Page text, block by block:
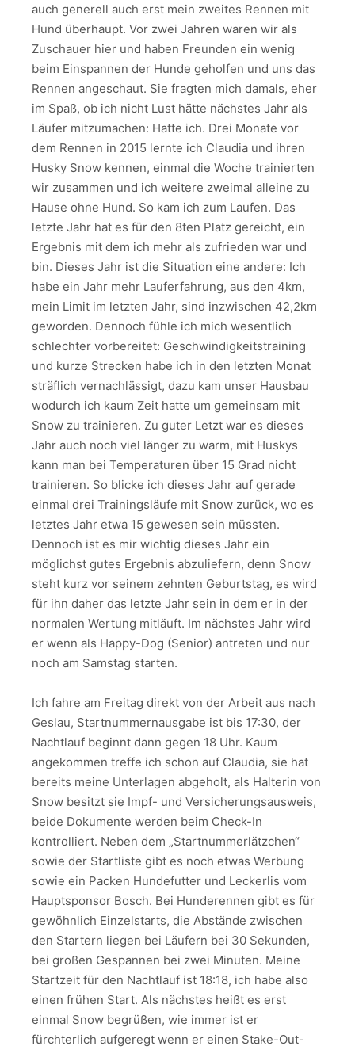
auch generell auch erst mein zweites Rennen mit
Hund überhaupt. Vor zwei Jahren waren wir als
Zuschauer hier und haben Freunden ein wenig
beim Einspannen der Hunde geholfen und uns das
Rennen angeschaut. Sie fragten mich damals, eher
im Spaß, ob ich nicht Lust hätte nächstes Jahr als
Läufer mitzumachen: Hatte ich. Drei Monate vor
dem Rennen in 2015 lernte ich Claudia und ihren
Husky Snow kennen, einmal die Woche trainierten
wir zusammen und ich weitere zweimal alleine zu
Hause ohne Hund. So kam ich zum Laufen. Das
letzte Jahr hat es für den 8ten Platz gereicht, ein
Ergebnis mit dem ich mehr als zufrieden war und
bin. Dieses Jahr ist die Situation eine andere: Ich
habe ein Jahr mehr Lauferfahrung, aus den 4km,
mein Limit im letzten Jahr, sind inzwischen 42,2km
geworden. Dennoch fühle ich mich wesentlich
schlechter vorbereitet: Geschwindigkeitstraining
und kurze Strecken habe ich in den letzten Monat
sträflich vernachlässigt, dazu kam unser Hausbau
wodurch ich kaum Zeit hatte um gemeinsam mit
Snow zu trainieren. Zu guter Letzt war es dieses
Jahr auch noch viel länger zu warm, mit Huskys
kann man bei Temperaturen über 15 Grad nicht
trainieren. So blicke ich dieses Jahr auf gerade
einmal drei Trainingsläufe mit Snow zurück, wo es
letztes Jahr etwa 15 gewesen sein müssten.
Dennoch ist es mir wichtig dieses Jahr ein
möglichst gutes Ergebnis abzuliefern, denn Snow
steht kurz vor seinem zehnten Geburtstag, es wird
für ihn daher das letzte Jahr sein in dem er in der
normalen Wertung mitläuft. Im nächstes Jahr wird
er wenn als Happy-Dog (Senior) antreten und nur
noch am Samstag starten.
Ich fahre am Freitag direkt von der Arbeit aus nach
Geslau, Startnummernausgabe ist bis 17:30, der
Nachtlauf beginnt dann gegen 18 Uhr. Kaum
angekommen treffe ich schon auf Claudia, sie hat
bereits meine Unterlagen abgeholt, als Halterin von
Snow besitzt sie Impf- und Versicherungsausweis,
beide Dokumente werden beim Check-In
kontrolliert. Neben dem „Startnummerlätzchen“
sowie der Startliste gibt es noch etwas Werbung
sowie ein Packen Hundefutter und Leckerlis vom
Hauptsponsor Bosch. Bei Hunderennen gibt es für
gewöhnlich Einzelstarts, die Abstände zwischen
den Startern liegen bei Läufern bei 30 Sekunden,
bei großen Gespannen bei zwei Minuten. Meine
Startzeit für den Nachtlauf ist 18:18, ich habe also
einen frühen Start. Als nächstes heißt es erst
einmal Snow begrüßen, wie immer ist er
fürchterlich aufgeregt wenn er einen Stake-Out-